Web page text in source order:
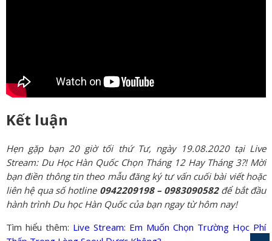
Kết luận
Hẹn gặp bạn 20 giờ tối thứ Tư, ngày 19.08.2020 tại Live
Stream: Du Học Hàn Quốc Chọn Tháng 12 Hay Tháng 3?! Mời
bạn điền thông tin theo mẫu đăng ký tư vấn cuối bài viết hoặc
liên hệ qua số hotline 0942209198 – 0983090582để bắt đầu
hành trình Du học Hàn Quốc của bạn ngay từ hôm nay!
Tìm hiểu thêm: Live Stream: Em Muốn Chọn Trường Học Phí